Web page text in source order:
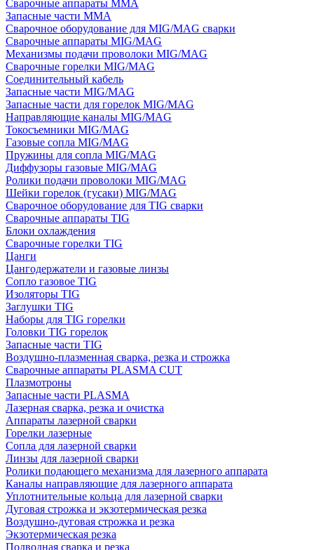
Сварочные аппараты MMA
Запасные части MMA
Сварочное оборудование для MIG/MAG сварки
Сварочные аппараты MIG/MAG
Механизмы подачи проволоки MIG/MAG
Сварочные горелки MIG/MAG
Соединительный кабель
Запасные части MIG/MAG
Запасные части для горелок MIG/MAG
Направляющие каналы MIG/MAG
Токосъемники MIG/MAG
Газовые сопла MIG/MAG
Пружины для сопла MIG/MAG
Диффузоры газовые MIG/MAG
Ролики подачи проволоки MIG/MAG
Шейки горелок (гусаки) MIG/MAG
Сварочное оборудование для TIG сварки
Сварочные аппараты TIG
Блоки охлаждения
Сварочные горелки TIG
Цанги
Цангодержатели и газовые линзы
Сопло газовое TIG
Изоляторы TIG
Заглушки TIG
Наборы для TIG горелки
Головки TIG горелок
Запасные части TIG
Воздушно-плазменная сварка, резка и строжка
Сварочные аппараты PLASMA CUT
Плазмотроны
Запасные части PLASMA
Лазерная сварка, резка и очистка
Аппараты лазерной сварки
Горелки лазерные
Сопла для лазерной сварки
Линзы для лазерной сварки
Ролики подающего механизма для лазерного аппарата
Каналы направляющие для лазерного аппарата
Уплотнительные кольца для лазерной сварки
Дуговая строжка и экзотермическая резка
Воздушно-дуговая строжка и резка
Экзотермическая резка
Подводная сварка и резка